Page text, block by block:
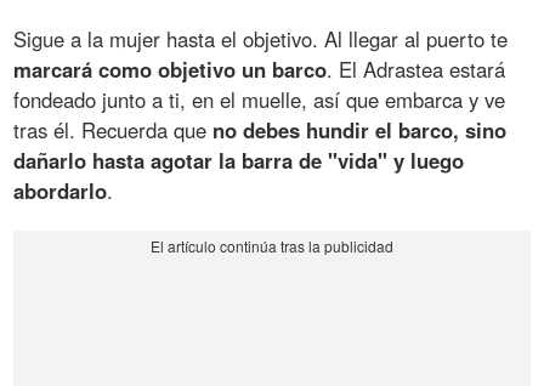
Sigue a la mujer hasta el objetivo. Al llegar al puerto te
marcará como objetivo un barco. El Adrastea estará
fondeado junto a ti, en el muelle, así que embarca y ve
tras él. Recuerda que no debes hundir el barco, sino
dañarlo hasta agotar la barra de "vida" y luego
abordarlo.